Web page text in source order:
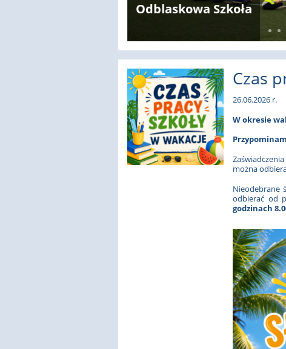
Odblaskowa Szkoła
Czas
26.06.2026 r.
W okresie
można
Nieodebrane
odbierać od
godzinach